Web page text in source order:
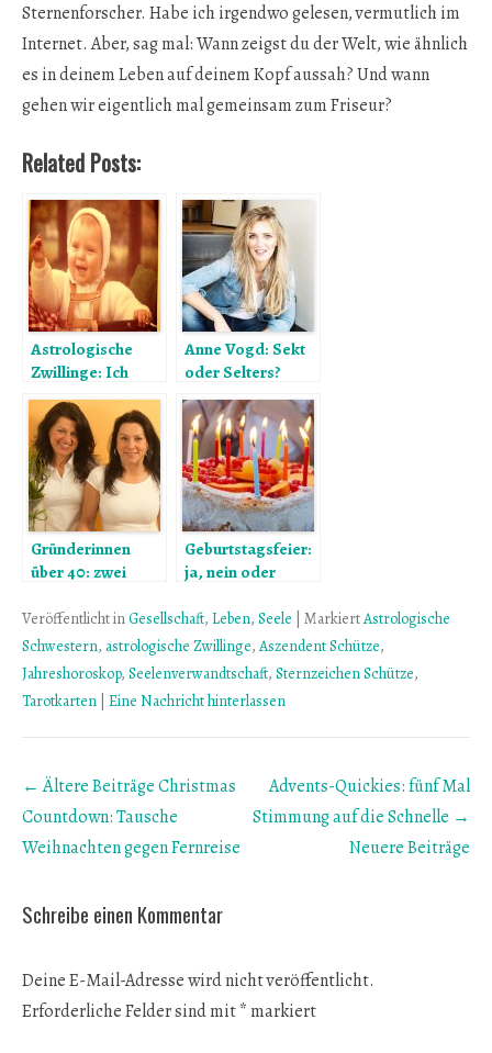
Sternenforscher. Habe ich irgendwo gelesen, vermutlich im
Internet. Aber, sag mal: Wann zeigst du der Welt, wie ähnlich
es in deinem Leben auf deinem Kopf aussah? Und wann
gehen wir eigentlich mal gemeinsam zum Friseur?
Related Posts:
Astrologische
Zwillinge: Ich
habe meine
Schwester
gefunden!
Anne Vogd: Sekt
oder Selters?
Tofu oder Torte?
Fatboy oder
Fatburner
Gründerinnen
über 40: zwei
Wohlfühlen
Geburtstagsfeier:
ja, nein oder
Veröffentlicht inGesellschaft, Leben, Seele MarkiertAstrologische
Schwestern, astrologische Zwillinge,Aszendent Schütze,
Jahreshoroskop, Seelenverwandtschaft, Sternzeichen Schütze,
Tarotkarten Eine Nachricht hinterlassen
Beitrags
Übersicht
← Ältere BeiträgeChristmas
Countdown: Tausche
Weihnachten gegen Fernreise
Advents-Quickies: fünf Mal
Stimmung auf die Schnelle →
Neuere Beiträge
Schreibe einen Kommentar
Deine E-Mail-Adresse wird nicht veröffentlicht.
Erforderliche Felder sind mit* markiert